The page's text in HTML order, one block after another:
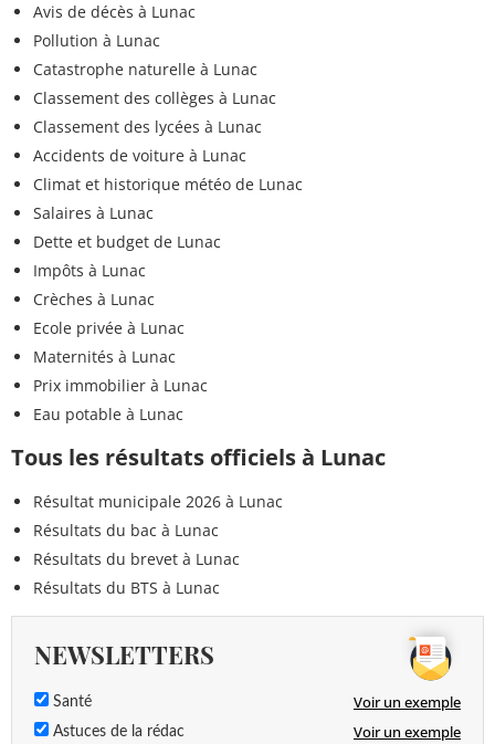
Avis de décès à Lunac
Pollution à Lunac
Catastrophe naturelle à Lunac
Classement des collèges à Lunac
Classement des lycées à Lunac
Accidents de voiture à Lunac
Climat et historique météo de Lunac
Salaires à Lunac
Dette et budget de Lunac
Impôts à Lunac
Crèches à Lunac
Ecole privée à Lunac
Maternités à Lunac
Prix immobilier à Lunac
Eau potable à Lunac
Tous les résultats officiels à Lunac
Résultat municipale 2026 à Lunac
Résultats du bac à Lunac
Résultats du brevet à Lunac
Résultats du BTS à Lunac
NEWSLETTERS
Santé Voir un exemple
Astuces de la rédac Voir un exemple